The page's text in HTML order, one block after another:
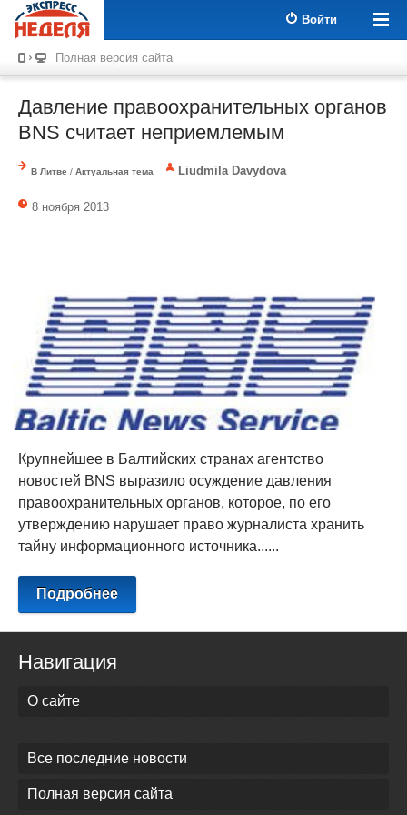
Войти
Полная версия сайта
Давление правоохранительных органов
BNS считает неприемлемым
В Литве / Актуальная тема Liudmila Davydova
8 ноября 2013
Крупнейшее в Балтийских странах агентство
новостей BNS выразило осуждение давления
правоохранительных органов, которое, по его
утверждению нарушает право журналиста хранить
тайну информационного источника......
Подробнее
Навигация
О сайте
Все последние новости
Полная версия сайта